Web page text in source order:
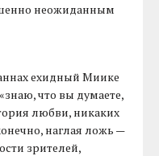
неожиданным
ехидный Миике
что вы думаете,
любви, никаких
наглая ложь —
зрителей,